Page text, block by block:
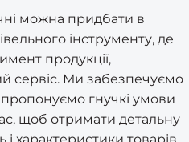
можна придбати в
інструменту, де
продукції,
сервіс. Ми забезпечуємо
пропонуємо гнучкі умови
щоб отримати детальну